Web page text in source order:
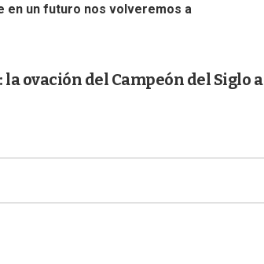
en un futuro nos volveremos a
ovación del Campeón del Siglo a